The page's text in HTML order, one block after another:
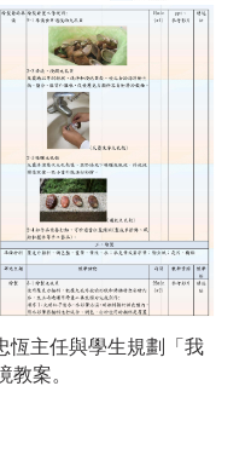
恆主任與學生規劃「我
教案。